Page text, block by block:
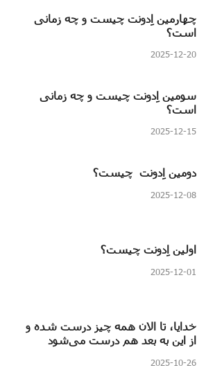
چهارمین اِدونت چیست و چه زمانی
است؟
2025-12-20
سومین اِدونت چیست و چه زمانی
است؟
2025-12-15
دومین اِدونت چیست؟
2025-12-08
اولین اِدونت چیست؟
2025-12-01
خدایا، تا الان همه چیز درست شده و
از این به بعد هم درست می‌شود
2025-10-26